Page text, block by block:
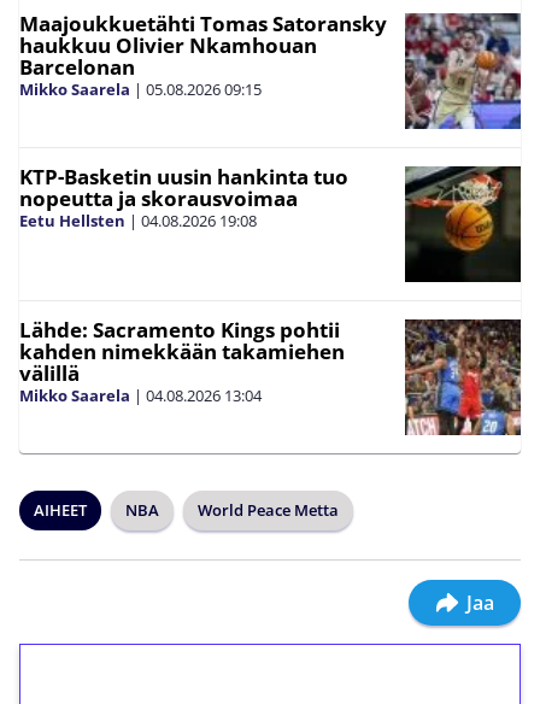
Maajoukkuetähti Tomas Satoransky
haukkuu Olivier Nkamhouan
Barcelonan
Mikko Saarela | 05.08.202609:15
KTP-Basketin uusin hankinta tuo
nopeutta ja skorausvoimaa
Eetu Hellsten | 04.08.2026 19:08
Lähde: Sacramento Kings pohtii
kahden nimekkään takamiehen
välillä
Mikko Saarela | 04.08.2026 13:04
AIHEET NBA World Peace Metta
Jaa